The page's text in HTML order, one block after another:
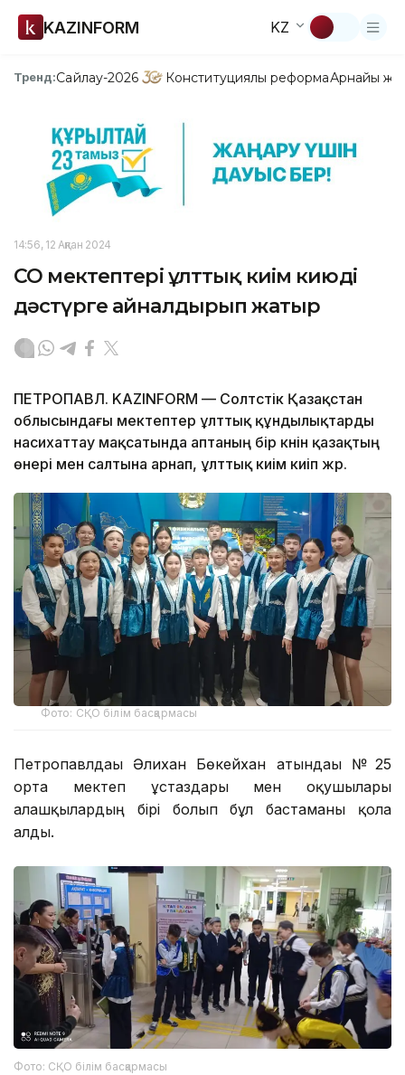
KAZINFORM KZ
Тренд:Сайлау-2026 Конституциялық реформаАрнайы
14:56, 12 Ақпан 2024
СҚО мектептері ұлттық киім киюді
дәстүрге айналдырып жатыр
ПЕТРОПАВЛ. KAZINFORM — Солтүстік Қазақстан
облысындағы мектептер ұлттық құндылықтарды
насихаттау мақсатында аптаның бір күнін қазақтың
өнері мен салтына арнап, ұлттық киім киіп жүр.
Фото: СҚО білім басқармасы
Петропавлдағы Әлихан Бөкейхан атындағы № 25
орта мектеп ұстаздары мен оқушылары
алғашқылардың бірі болып бұл бастаманы қолға
алды.
Фото: СҚО білім басқармасы